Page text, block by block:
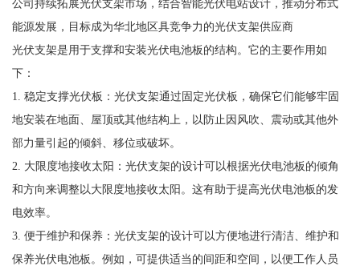
公司持续拓展光伏支架市场，结合智能光伏电站设计，推动分布式
能源发展，目标成为华北地区具竞争力的光伏支架供应商
光伏支架是用于支撑和安装光伏电池板的结构。它的主要作用如
下：
1. 稳定支撑光伏板：光伏支架通过固定光伏板，确保它们能够牢固
地安装在地面、屋顶或其他结构上，以防止因风吹、震动或其他外
部力量引起的倾斜、移位或破坏。
2. 大限度地接收太阳：光伏支架的设计可以根据光伏电池板的倾角
和方向来调整以大限度地接收太阳。这有助于提高光伏电池板的发
电效率。
3. 便于维护和保养：光伏支架的设计可以方便地进行清洁、维护和
保养光伏电池板。例如，可提供适当的间距和空间，以便工作人员